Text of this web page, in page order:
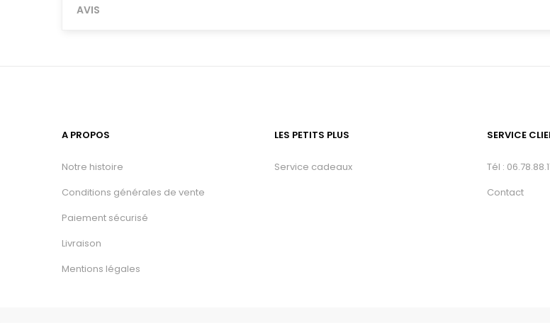
AVIS
A PROPOS
Notre histoire
Conditions générales de vente
Paiement sécurisé
Livraison
Mentions légales
LES PETITS PLUS
Service cadeaux
SERVICE
Tél :
Contact